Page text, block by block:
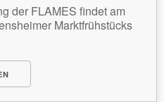
der FLAMES findet am
Marktfrühstücks